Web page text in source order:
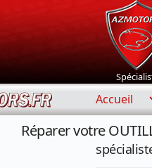
Accueil
Réparer votre